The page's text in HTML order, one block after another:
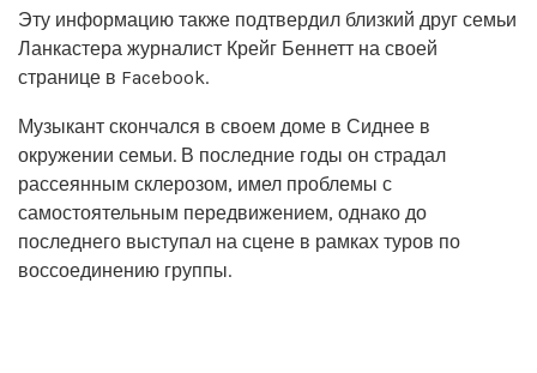
Эту информацию также подтвердил близкий друг семьи
Ланкастера журналист Крейг Беннетт на своей
странице в Facebook.
Музыкант скончался в своем доме в Сиднее в
окружении семьи. В последние годы он страдал
рассеянным склерозом, имел проблемы с
самостоятельным передвижением, однако до
последнего выступал на сцене в рамках туров по
воссоединению группы.